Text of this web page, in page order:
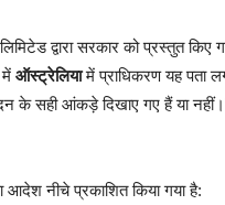
द्वारा सरकार को प्रस्तुत
ऑस्ट्रेलियामें प्राधिकरण यह पता
के सही आंकड़े दिखाए गए हैं या
आदेश नीचे प्रकाशित किया गया है: